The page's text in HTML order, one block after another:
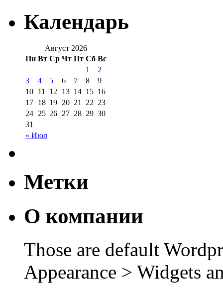
Календарь
Август 2026
Пн Вт Ср Чт Пт Сб Вс
« Июл
1
2
3
4 5 6 7 8
9
10 11 12 13 14 15 16
17 18 19 20 21 22 23
24 25 26 27 28 29 30
31
Метки
О компании
Those are default
Appearance > Widgets